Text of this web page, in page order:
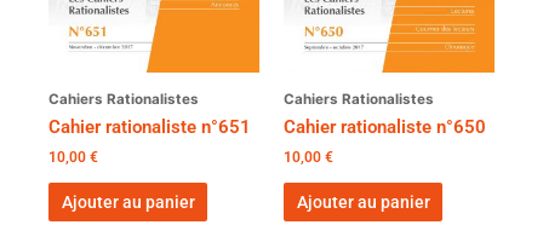
Cahiers Rationalistes
Cahier rationaliste n°651
10,00 €
Ajouter au panier
Cahiers Rationalistes
Cahier rationaliste n°650
10,00 €
Ajouter au panier